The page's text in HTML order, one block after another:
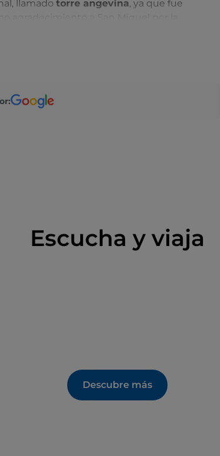
llamado torre angevina, ya que fue
Escucha y viaja
Descubre más